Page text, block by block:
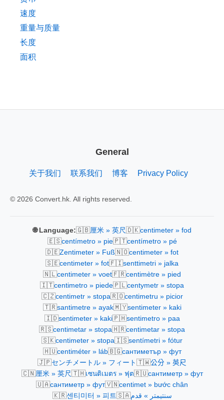
速度
重量与质量
长度
面积
General
关于我们 联系我们 博客 Privacy Policy
© 2026 Convert.hk. All rights reserved.
🌐 Language:🇬🇧厘米 » 英尺🇩🇰centimeter » fod
🇪🇸centímetro » pie🇵🇹centímetro » pé
🇩🇪Zentimeter » Fuß🇳🇴centimeter » fot
🇸🇪centimeter » fot🇫🇮senttimetri » jalka
🇳🇱centimeter » voet🇫🇷centimètre » pied
🇮🇹centimetro » piede🇵🇱centymetr » stopa
🇨🇿centimetr » stopa🇷🇴centimetru » picior
🇹🇷santimetre » ayak🇲🇾sentimeter » kaki
🇮🇩sentimeter » kaki🇵🇭sentimetro » paa
🇷🇸centimetar » stopa🇭🇷centimetar » stopa
🇸🇰centimeter » stopa🇮🇸sentímetri » fótur
🇭🇺centiméter » láb🇧🇬сантиметър » фут
🇯🇵センチメートル » フィート 🇹🇼公分 » 英尺
🇨🇳厘米 » 英尺🇹🇭เซนติเมตร » ฟุต🇷🇺сантиметр » фут
🇺🇦сантиметр » фут🇻🇳centimet » bước chân
🇰🇷센티미터 » 피트🇸🇦سنتيمتر » قدم